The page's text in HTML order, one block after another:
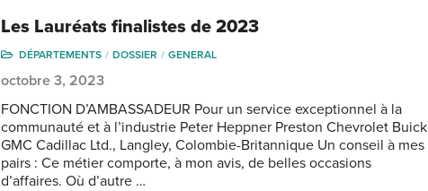
Les Lauréats finalistes de 2023
DÉPARTEMENTS DOSSIER GENERAL
octobre 3, 2023
FONCTION D’AMBASSADEUR Pour un service exceptionnel à la
communauté et à l’industrie Peter Heppner Preston Chevrolet Buick
GMC Cadillac Ltd., Langley, Colombie-Britannique Un conseil à mes
pairs : Ce métier comporte, à mon avis, de belles occasions
d’affaires. Où d’autre …